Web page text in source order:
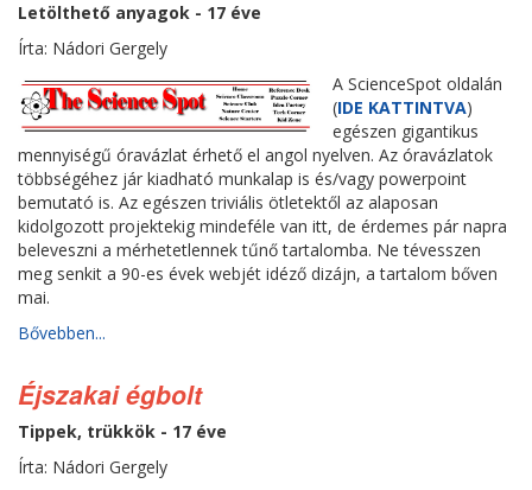
Letölthető anyagok - 17 éve
Írta: Nádori Gergely
A ScienceSpot oldalán
(IDE KATTINTVA)
egészen gigantikus
mennyiségű óravázlat érhető el angol nyelven. Az óravázlatok
többségéhez jár kiadható munkalap is és/vagy powerpoint
bemutató is. Az egészen triviális ötletektől az alaposan
kidolgozott projektekig mindeféle van itt, de érdemes pár napra
beleveszni a mérhetetlennek tűnő tartalomba. Ne tévesszen
meg senkit a 90-es évek webjét idéző dizájn, a tartalom bőven
mai.
Bővebben...
Éjszakai égbolt
Tippek, trükkök - 17 éve
Írta: Nádori Gergely